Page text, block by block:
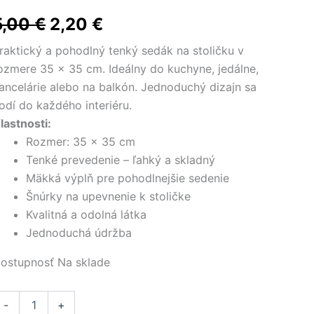
€ Pôvodná
cena
bola:
5,00 €.
2,20€
cena
je:
2,20 €.
a pohodlný tenký sedák na stoličku v
35 × 35 cm. Ideálny do kuchyne, jedálne,
alebo na balkón. Jednoduchý dizajn sa
do každého interiéru.
Rozmer: 35 × 35 cm
Tenké prevedenie – ľahký a skladný
Mäkká výplň pre pohodlnejšie sedenie
Šnúrky na upevnenie k stoličke
Kvalitná a odolná látka
Jednoduchá údržba
Na sklade
- +